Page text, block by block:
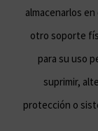
almacenarlos
otro soporte
para su uso
suprimir,
protección o